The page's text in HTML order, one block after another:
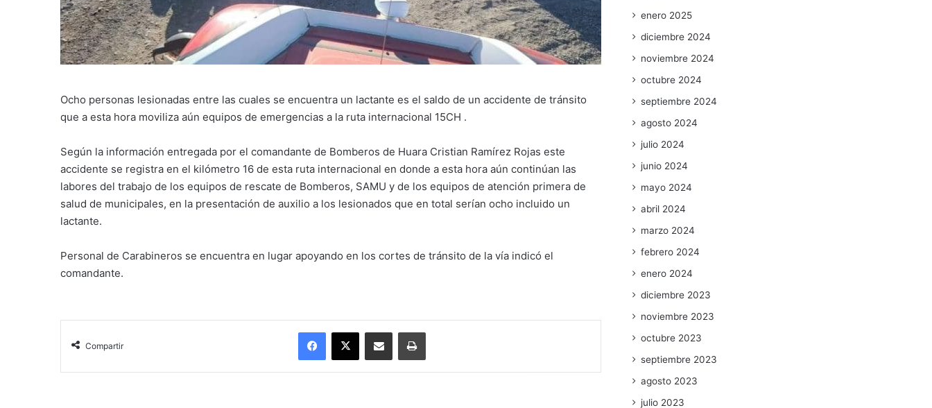
Ocho personas lesionadas entre las cuales se encuentra un lactante es el saldo de un accidente de tránsito
que a esta hora moviliza aún equipos de emergencias a la ruta internacional 15CH .
Según la información entregada por el comandante de Bomberos de Huara Cristian Ramírez Rojas este
accidente se registra en el kilómetro 16 de esta ruta internacional en donde a esta hora aún continúan las
labores del trabajo de los equipos de rescate de Bomberos, SAMU y de los equipos de atención primera de
salud de municipales, en la presentación de auxilio a los lesionados que en total serían ocho incluido un
lactante.
Personal de Carabineros se encuentra en lugar apoyando en los cortes de tránsito de la vía indicó el
comandante.
Compartir
Facebook
X Enviar vía email Imprimir
enero 2025
diciembre 2024
noviembre 2024
octubre 2024
septiembre 2024
agosto 2024
julio 2024
junio 2024
mayo 2024
abril 2024
marzo 2024
febrero 2024
enero 2024
diciembre 2023
noviembre 2023
octubre 2023
septiembre 2023
agosto 2023
julio 2023